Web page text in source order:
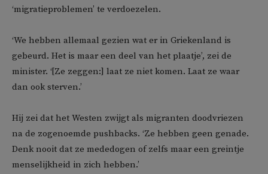
‘migratieproblemen’ te verdoezelen.
‘We hebben allemaal gezien wat er in Griekenland is
gebeurd. Het is maar een deel van het plaatje’, zei de
minister. ‘[Ze zeggen:] laat ze niet komen. Laat ze waar
dan ook sterven.’
Hij zei dat het Westen zwijgt als migranten doodvriezen
na de zogenoemde pushbacks. ‘Ze hebben geen genade.
Denk nooit dat ze mededogen of zelfs maar een greintje
menselijkheid in zich hebben.’